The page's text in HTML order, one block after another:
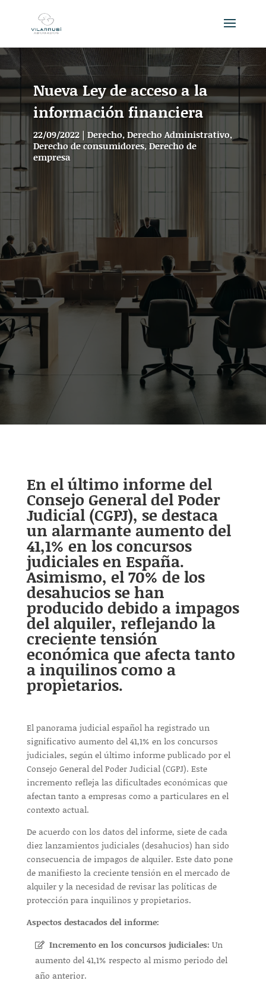
Nueva Ley de acceso a la
información financiera
22/09/2022 | Derecho,Derecho Administrativo,
Derecho de consumidores,Derecho de
empresa
En el último informe del
Consejo General del Poder
Judicial (CGPJ), se destaca
un alarmante aumento del
41,1% en los concursos
judiciales en España.
Asimismo, el 70% de los
desahucios se han
producido debido a impagos
del alquiler, reflejando la
creciente tensión
económica que afecta tanto
a inquilinos como a
propietarios.
El panorama judicial español ha registrado un
significativo aumento del 41,1% en los concursos
judiciales, según el último informe publicado por el
Consejo General del Poder Judicial (CGPJ). Este
incremento refleja las dificultades económicas que
afectan tanto a empresas como a particulares en el
contexto actual.
De acuerdo con los datos del informe, siete de cada
diez lanzamientos judiciales (desahucios) han sido
consecuencia de impagos de alquiler. Este dato pone
de manifiesto la creciente tensión en el mercado de
alquiler y la necesidad de revisar las políticas de
protección para inquilinos y propietarios.
Aspectos destacados del informe:
Incremento en los concursos judiciales: Un
aumento del 41,1% respecto al mismo periodo del
año anterior.